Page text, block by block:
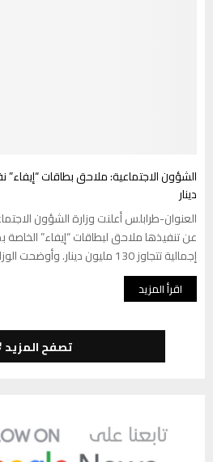
دينار
العنوان-طرابلس أعلنت وزارة الشؤون
عن تنفيذها ملاحق لبطاقات “إيفاء” الخاصة
إجمالية تتجاوز 130 مليون دينار. وأوضحت الوزارة،...
اقرأ المزيد
تصفح المزيد